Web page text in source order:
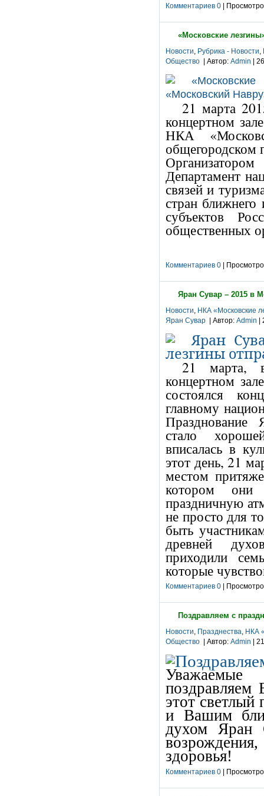
Комментариев 0 |
«Московские
Новости, Рубрика - Новости,
Общество | Автор: Admin |
21 марта
концертном
НКА
общегородском
Департамент
связей и
стран ближнего
субъектов
общественных
Комментариев 0 |
Яран Сувар – 2015 в
Новости, НКА «Московские
Яран Сувар | Автор: Admin |
21 марта,
концертном
состоялся
главному
Празднование
стало
вписалась в
этот день, 21
местом
котором они
праздничную
не просто для
быть
древней
приходили
которые
Комментариев 0 |
Поздравляем с
Новости, Празднества, НКА
Общество | Автор: Admin |
Уважаемые
этот
и Вашим
духом Яран
здоровья!
Комментариев 0 |